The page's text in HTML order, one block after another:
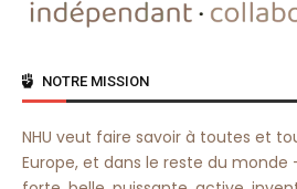
NOTRE MISSION
NHU veut faire savoir à toutes et
Europe, et dans le reste du monde